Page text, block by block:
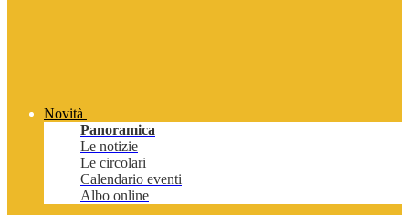
Novità
Panoramica
Le notizie
Le circolari
Calendario eventi
Albo online